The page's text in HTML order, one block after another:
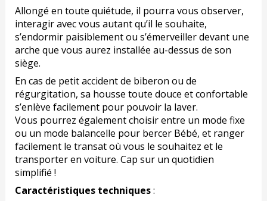
Allongé en toute quiétude, il pourra vous observer,
interagir avec vous autant qu’il le souhaite,
s’endormir paisiblement ou s’émerveiller devant une
arche que vous aurez installée au-dessus de son
siège.
En cas de petit accident de biberon ou de
régurgitation, sa housse toute douce et confortable
s’enlève facilement pour pouvoir la laver.
Vous pourrez également choisir entre un mode fixe
ou un mode balancelle pour bercer Bébé, et ranger
facilement le transat où vous le souhaitez et le
transporter en voiture. Cap sur un quotidien
simplifié !
Caractéristiques techniques: